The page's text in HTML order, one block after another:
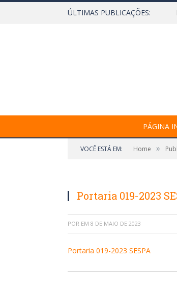
ÚLTIMAS PUBLICAÇÕES:
PÁGINA
VOCÊ ESTÁ EM: Home »
Portaria 019-2023
POR EM 8 DE MAIO DE 2023
Portaria 019-2023 SESPA